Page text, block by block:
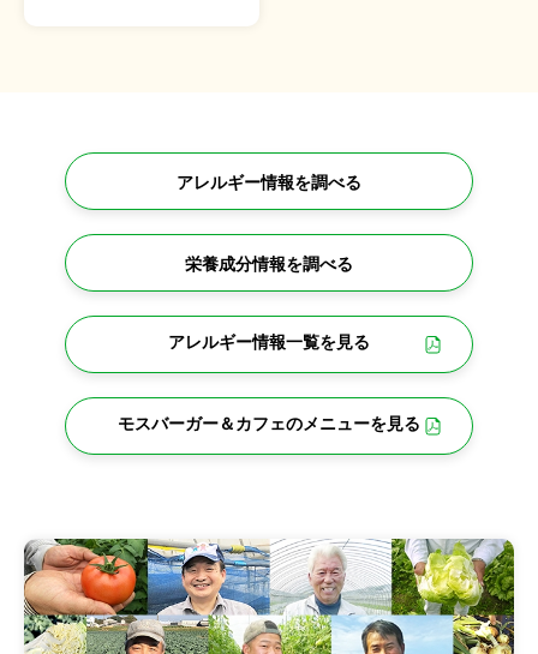
アレルギー情報を調べる
栄養成分情報を調べる
アレルギー情報一覧を見る
モスバーガー＆カフェのメニューを見る